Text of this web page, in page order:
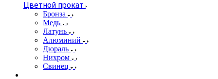
Цветной прокат
Бронза
Медь
Латунь
Алюминий
Дюраль
Нихром
Свинец